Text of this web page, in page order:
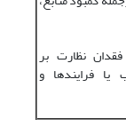
نظارت بر
یا فرایندها و